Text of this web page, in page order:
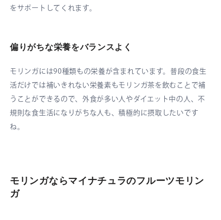
をサポートしてくれます。
偏りがちな栄養をバランスよく
モリンガには90種類もの栄養が含まれています。普段の食生
活だけでは補いきれない栄養素もモリンガ茶を飲むことで補
うことができるので、外食が多い人やダイエット中の人、不
規則な食生活になりがちな人も、積極的に摂取したいです
ね。
モリンガならマイナチュラのフルーツモリン
ガ